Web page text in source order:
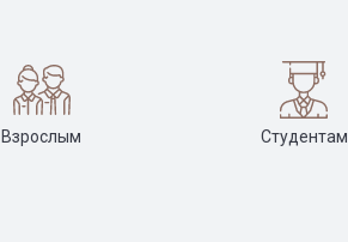
Взрослым Студентам